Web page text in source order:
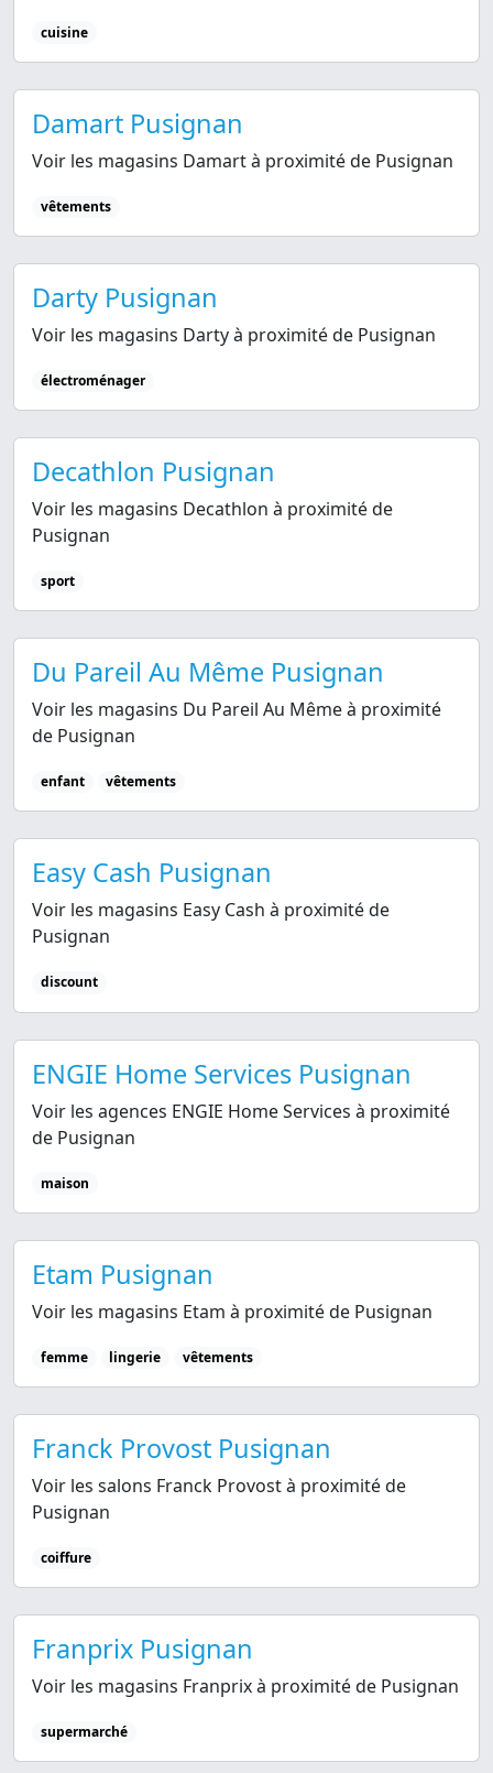
cuisine
Damart Pusignan
Voir les magasins Damart à proximité de Pusignan
vêtements
Darty Pusignan
Voir les magasins Darty à proximité de Pusignan
électroménager
Decathlon Pusignan
Voir les magasins Decathlon à proximité de
Pusignan
sport
Du Pareil Au Même Pusignan
Voir les magasins Du Pareil Au Même à proximité
de Pusignan
enfant vêtements
Easy Cash Pusignan
Voir les magasins Easy Cash à proximité de
Pusignan
discount
ENGIE Home Services Pusignan
Voir les agences ENGIE Home Services à proximité
de Pusignan
maison
Etam Pusignan
Voir les magasins Etam à proximité de Pusignan
femme lingerie vêtements
Franck Provost Pusignan
Voir les salons Franck Provost à proximité de
Pusignan
coiffure
Franprix Pusignan
Voir les magasins Franprix à proximité de Pusignan
supermarché